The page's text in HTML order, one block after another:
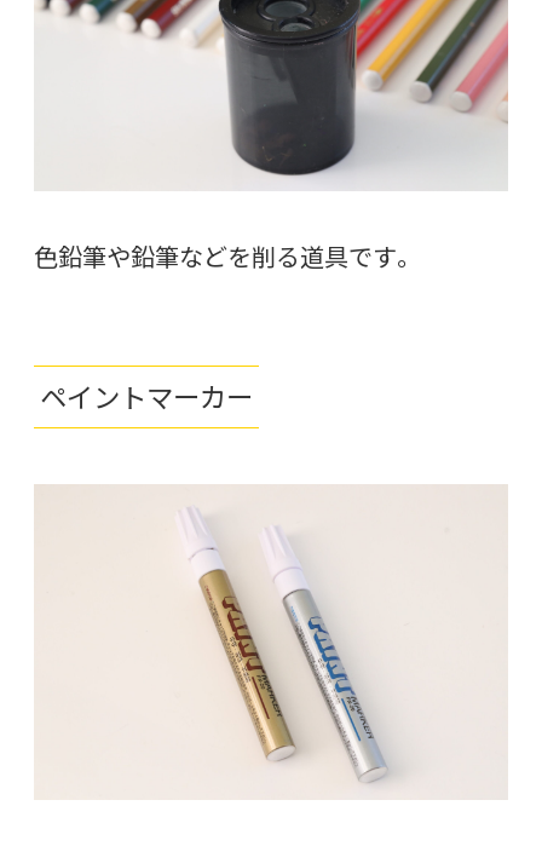
色鉛筆や鉛筆などを削る道具です。
ペイントマーカー